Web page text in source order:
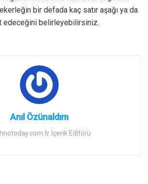
bir defada kaç satır aşağı ya da
edeceğini belirleyebilirsiniz.
Anıl Özünaldım
İçerik Editörü